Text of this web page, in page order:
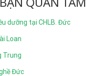
dưỡng tại CHLB. Đức
Loan
Trung
Đức